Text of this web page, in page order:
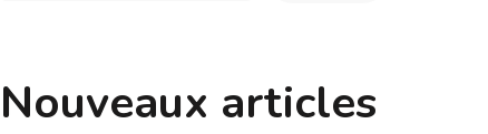
Nouveaux articles